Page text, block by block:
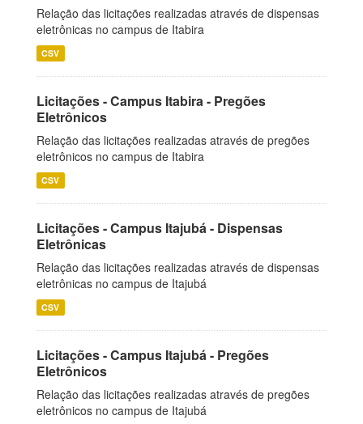
Relação das licitações realizadas através de dispensas
eletrônicas no campus de Itabira
CSV
Licitações - Campus Itabira - Pregões
Eletrônicos
Relação das licitações realizadas através de pregões
eletrônicos no campus de Itabira
CSV
Licitações - Campus Itajubá - Dispensas
Eletrônicas
Relação das licitações realizadas através de dispensas
eletrônicas no campus de Itajubá
CSV
Licitações - Campus Itajubá - Pregões
Eletrônicos
Relação das licitações realizadas através de pregões
eletrônicos no campus de Itajubá